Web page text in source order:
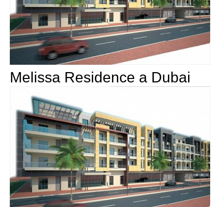
Melissa Residence a Dubai